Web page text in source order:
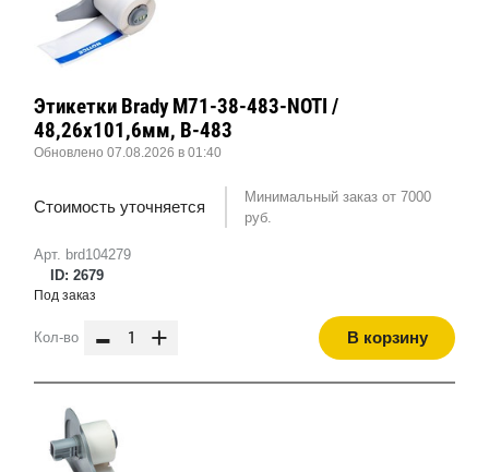
Арт. brd104279
ID: 2679
Этикетки Brady M71-38-483-NOTI /
48,26x101,6мм, B-483
Обновлено 07.08.2026 в 01:40
Стоимость уточняется
Минимальный заказ от 7000
руб.
Под заказ
Кол-во - + В корзину